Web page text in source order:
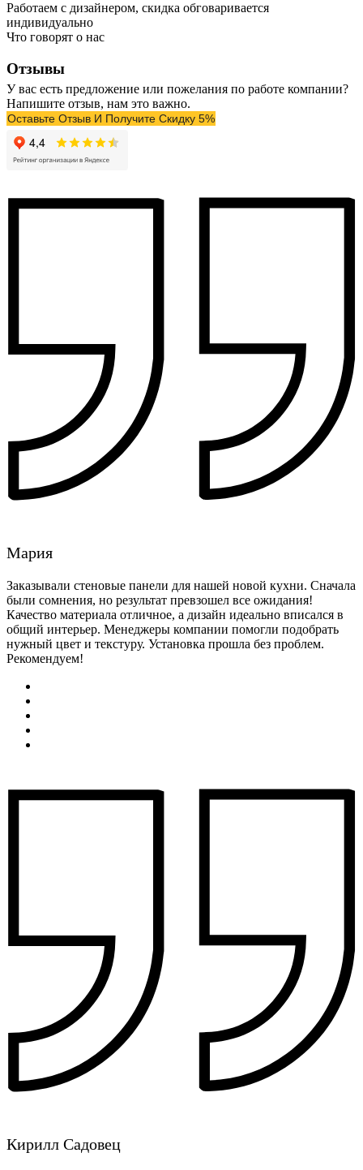
Работаем с дизайнером, скидка обговаривается
индивидуально
Что говорят о нас
Отзывы
У вас есть предложение или пожелания по работе компании?
Напишите отзыв, нам это важно.
Оставьте Отзыв И Получите Скидку 5%
Мария
Заказывали стеновые панели для нашей новой кухни. Сначала
были сомнения, но результат превзошел все ожидания!
Качество материала отличное, а дизайн идеально вписался в
общий интерьер. Менеджеры компании помогли подобрать
нужный цвет и текстуру. Установка прошла без проблем.
Рекомендуем!
Кирилл Садовец